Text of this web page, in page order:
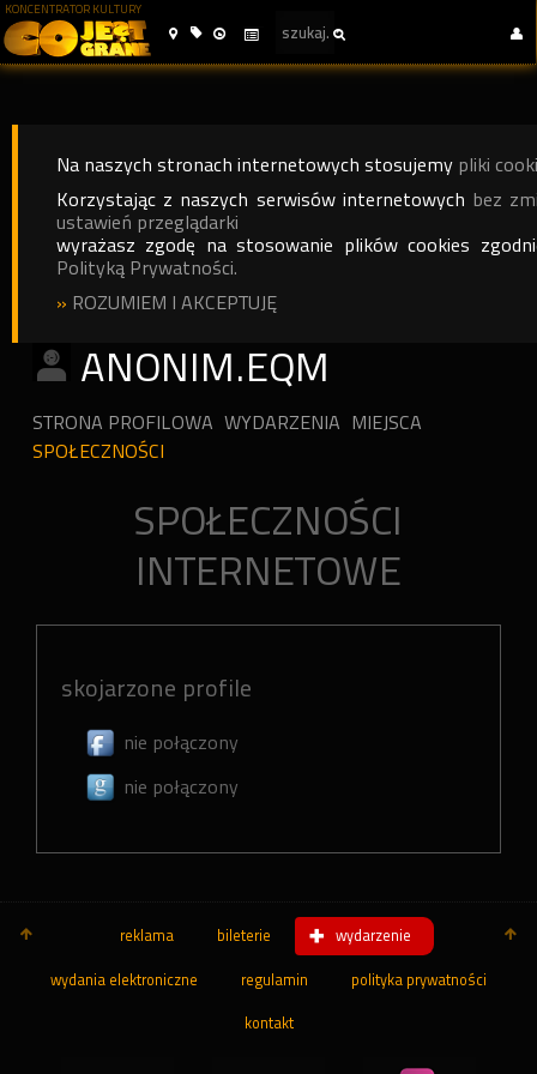
KONCENTRATOR KULTURY
Na naszych stronach internetowych stosujemy pliki
Korzystając z naszych serwisów internetowych bez
ustawień przeglądarki
wyrażasz zgodę na stosowanie plików cookies
Polityką Prywatności.
» ROZUMIEM I AKCEPTUJĘ
ANONIM.EQM
STRONA PROFILOWA WYDARZENIA MIEJSCA
SPOŁECZNOŚCI
SPOŁECZNOŚCI
INTERNETOWE
skojarzone profile
nie połączony
nie połączony
reklama bileterie wydarzenie
wydania elektroniczne regulamin polityka prywatności
kontakt